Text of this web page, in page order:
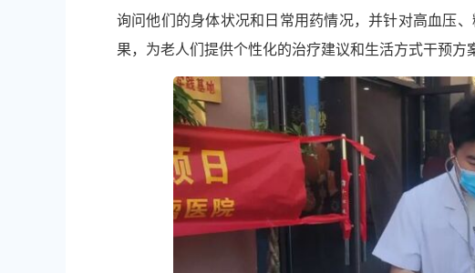
询问他们的身体状况和日常用药情况，并针对高血压
果，为老人们提供个性化的治疗建议和生活方式干预方